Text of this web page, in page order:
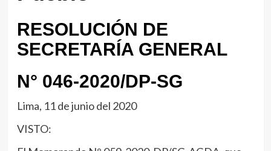
RESOLUCIÓN DE
SECRETARÍA GENERAL
N° 046-2020/DP-SG
Lima, 11 de junio del 2020
VISTO: